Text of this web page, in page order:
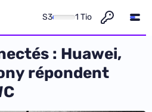
S3 1 Tio
: Huawei,
répondent